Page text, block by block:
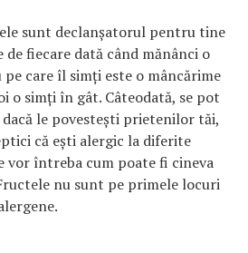
sunt declanșatorul pentru tine
de fiecare dată când mănânci o
care îl simți este o mâncărime
o simți în gât. Câteodată, se pot
le povestești prietenilor tăi,
că ești alergic la diferite
vor întreba cum poate fi cineva
nu sunt pe primele locuri